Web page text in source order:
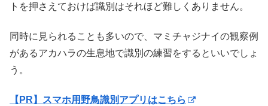
トを押さえておけば識別はそれほど難しくありません。
同時に見られることも多いので、マミチャジナイの観察例
があるアカハラの生息地で識別の練習をするといいでしょ
う。
【PR】スマホ用野鳥識別アプリはこちら